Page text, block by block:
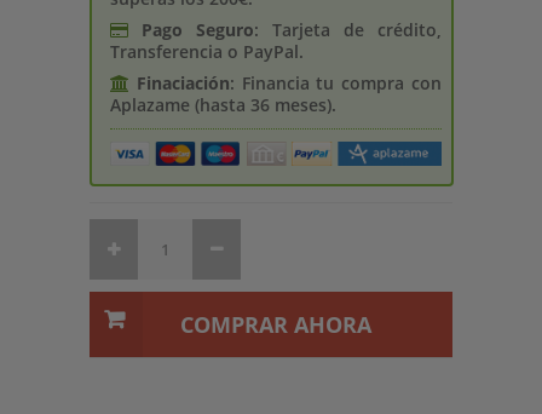
Pago Seguro: Tarjeta de crédito,
Transferencia o PayPal.
Finaciación: Financia tu compra con
Aplazame (hasta 36 meses).
COMPRAR AHORA